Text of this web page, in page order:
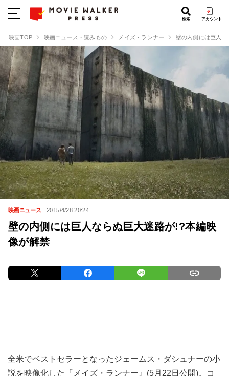
検索 アカウント
映画TOP 映画ニュース・読みもの メイズ・ランナー 壁の内側には巨人
映画ニュース 2015/4/28 20:24
壁の内側には巨人ならぬ巨大迷路が!?本編映
像が解禁
全米でベストセラーとなったジェームス・ダシュナーの小
説を映像化した『 メイズ・ランナー 』(5月22日公開)。コ